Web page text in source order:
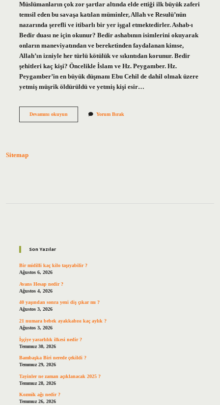
Müslümanların çok zor şartlar altında elde ettiği ilk büyük zaferi
temsil eden bu savaşa katılan müminler, Allah ve Resulü’nün
nazarında şerefli ve itibarlı bir yer işgal etmektedirler. Ashab-ı
Bedir duası ne için okunur? Bedir ashabının isimlerini okuyarak
onların maneviyatından ve bereketinden faydalanan kimse,
Allah’ın izniyle her türlü kötülük ve sıkıntıdan korunur. Bedir
şehitleri kaç kişi? Öncelikle İslam ve Hz. Peygamber. Hz.
Peygamber’in en büyük düşmanı Ebu Cehil de dahil olmak üzere
yetmiş müşrik öldürüldü ve yetmiş kişi esir…
Devamını okuyunBedir
Yorum Bırak
Sitemap
Son Yazılar
Bir midilli kaç kilo taşıyabilir ?
Ağustos 6, 2026
Avans Hesap nedir ?
Ağustos 4, 2026
40 yaşından sonra yeni diş çıkar mı ?
Ağustos 3, 2026
21 numara bebek ayakkabısı kaç aylık ?
Ağustos 3, 2026
İşçiye yararlılık ilkesi nedir ?
Temmuz 30, 2026
Bambaşka Biri nerede çekildi ?
Temmuz 29, 2026
Tayinler ne zaman açıklanacak 2025 ?
Temmuz 28, 2026
Kozmik ağı nedir ?
Temmuz 26, 2026